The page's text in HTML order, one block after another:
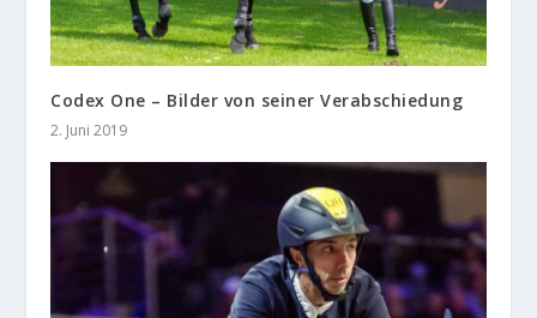
Codex One – Bilder von seiner Verabschiedung
2. Juni 2019